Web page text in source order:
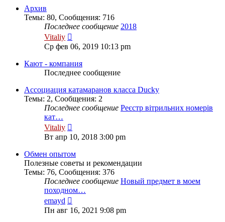
Архив
Темы: 80, Сообщения: 716
Последнее сообщение 2018
Vitaliy
к
последнему
сообщению
Ср фев 06, 2019 10:13 pm
Кают - компания
Последнее сообщение
Ассоциация катамаранов класса Ducky
Темы: 2, Сообщения: 2
Последнее сообщение Реєстр вітрильних номерів
кат…
Vitaliy
к
последнему
сообщению
Вт апр 10, 2018 3:00 pm
Обмен опытом
Полезные советы и рекомендации
Темы: 76, Сообщения: 376
Последнее сообщение Новый предмет в моем
походном…
emayd
к
последнему
Пн авг 16, 2021 9:08 pm